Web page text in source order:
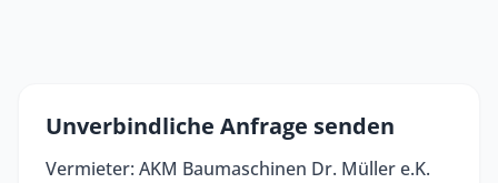
Unverbindliche Anfrage senden
Vermieter: AKM Baumaschinen Dr. Müller e.K.